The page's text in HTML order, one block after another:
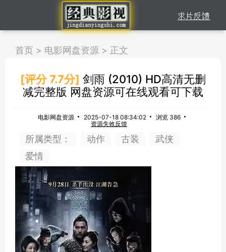
首页 > 电影网盘资源 > 正文
[评分 7.7分] 剑雨 (2010) HD高清无删
减完整版 网盘资源可在线观看可下载
电影网盘资源 2025-07-18 08:34:02
浏览 386
资源失效反馈
所属类型： 动作 古装
武侠
爱情